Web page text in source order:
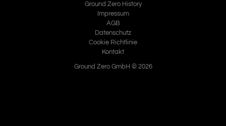
Ground Zero History
Impressum
AGB
Datenschutz
Cookie Richtlinie
Kontakt
Ground Zero GmbH © 2026